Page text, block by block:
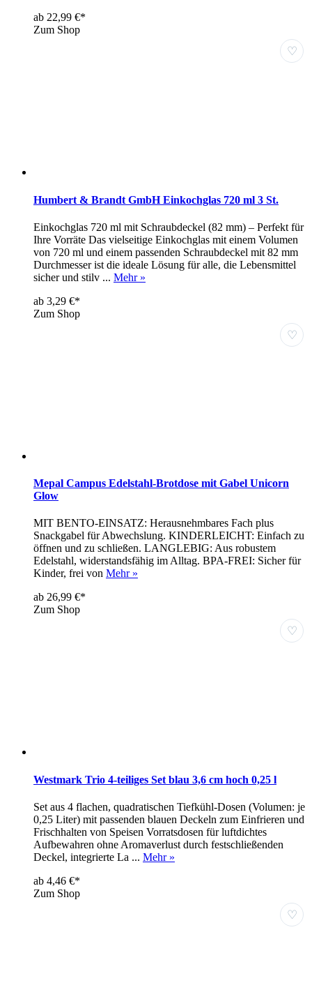
ab 22,99 €*
Zum Shop
♡
Humbert & Brandt GmbH Einkochglas 720 ml 3 St.
Einkochglas 720 ml mit Schraubdeckel (82 mm) – Perfekt für
Ihre Vorräte Das vielseitige Einkochglas mit einem Volumen
von 720 ml und einem passenden Schraubdeckel mit 82 mm
Durchmesser ist die ideale Lösung für alle, die Lebensmittel
sicher und stilv ... Mehr »
ab 3,29 €*
Zum Shop
♡
Mepal Campus Edelstahl-Brotdose mit Gabel Unicorn
Glow
MIT BENTO-EINSATZ: Herausnehmbares Fach plus
Snackgabel für Abwechslung. KINDERLEICHT: Einfach zu
öffnen und zu schließen. LANGLEBIG: Aus robustem
Edelstahl, widerstandsfähig im Alltag. BPA-FREI: Sicher für
Kinder, frei von Mehr »
ab 26,99 €*
Zum Shop
♡
Westmark Trio 4-teiliges Set blau 3,6 cm hoch 0,25 l
Set aus 4 flachen, quadratischen Tiefkühl-Dosen (Volumen: je
0,25 Liter) mit passenden blauen Deckeln zum Einfrieren und
Frischhalten von Speisen Vorratsdosen für luftdichtes
Aufbewahren ohne Aromaverlust durch festschließenden
Deckel, integrierte La ... Mehr »
ab 4,46 €*
Zum Shop
♡